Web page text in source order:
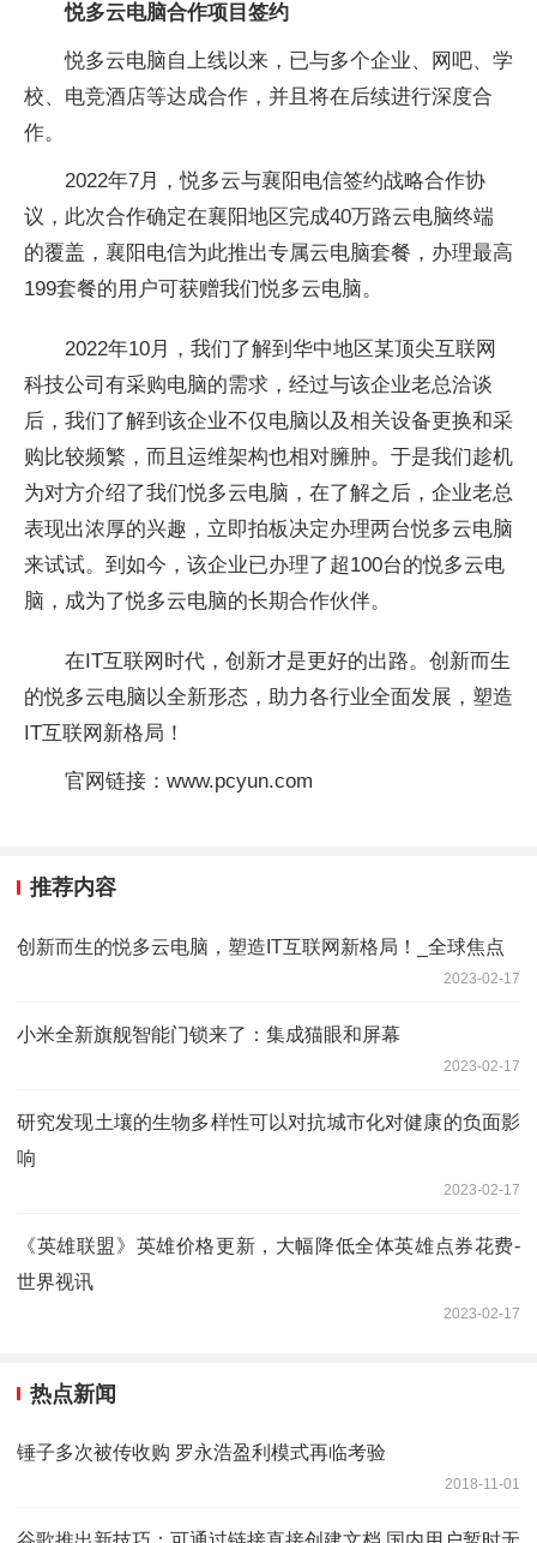
悦多云电脑合作项目签约
悦多云电脑自上线以来，已与多个企业、网吧、学
校、电竞酒店等达成合作，并且将在后续进行深度合
作。
2022年7月，悦多云与襄阳电信签约战略合作协
议，此次合作确定在襄阳地区完成40万路云电脑终端
的覆盖，襄阳电信为此推出专属云电脑套餐，办理最高
199套餐的用户可获赠我们悦多云电脑。
2022年10月，我们了解到华中地区某顶尖互联网
科技公司有采购电脑的需求，经过与该企业老总洽谈
后，我们了解到该企业不仅电脑以及相关设备更换和采
购比较频繁，而且运维架构也相对臃肿。于是我们趁机
为对方介绍了我们悦多云电脑，在了解之后，企业老总
表现出浓厚的兴趣，立即拍板决定办理两台悦多云电脑
来试试。到如今，该企业已办理了超100台的悦多云电
脑，成为了悦多云电脑的长期合作伙伴。
在IT互联网时代，创新才是更好的出路。创新而生
的悦多云电脑以全新形态，助力各行业全面发展，塑造
IT互联网新格局！
官网链接：www.pcyun.com
推荐内容
创新而生的悦多云电脑，塑造IT互联网新格局！_全球焦点
2023-02-17
小米全新旗舰智能门锁来了：集成猫眼和屏幕
2023-02-17
研究发现土壤的生物多样性可以对抗城市化对健康的负面影
响
2023-02-17
《英雄联盟》英雄价格更新，大幅降低全体英雄点券花费-
世界视讯
2023-02-17
热点新闻
锤子多次被传收购 罗永浩盈利模式再临考验
2018-11-01